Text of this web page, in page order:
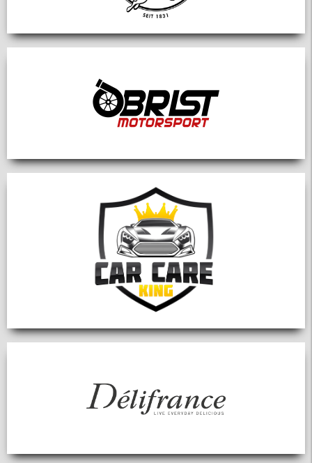
www.mx5-club-zuerisee.ch
info@mx5-club-zuerisee.ch